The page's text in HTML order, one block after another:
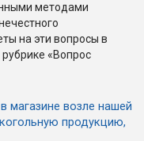
методами
на эти вопросы в
«Вопрос
магазине возле нашей
продукцию,